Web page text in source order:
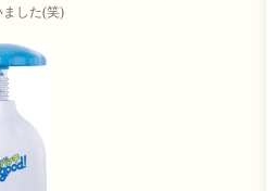
した(笑)